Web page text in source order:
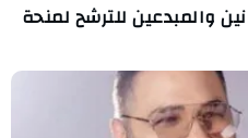
والمبدعين للترشح لمنحة